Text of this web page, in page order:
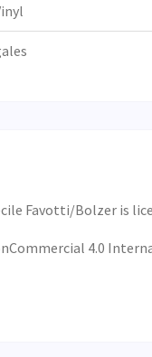
Favotti/Bolzer is
4.0